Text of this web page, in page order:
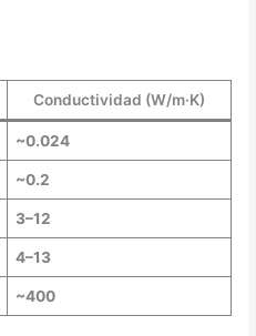
Conductividad (W/m·K)
~0.024
~0.2
3–12
4–13
~400